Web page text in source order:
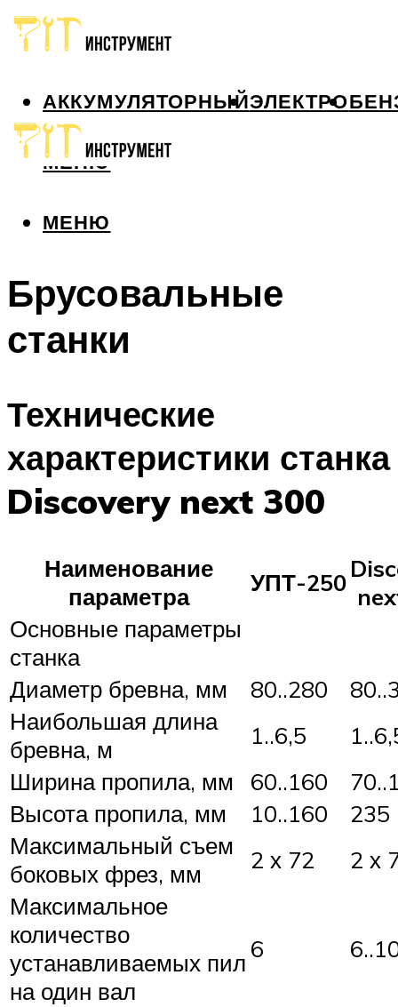
АККУМУЛЯТОРНЫЙЭЛЕКТРО
МЕНЮ
МЕНЮ
Брусовальные
станки
Технические
характеристики станка
Discovery next 300
Наименование
параметра
УПТ-250
Основные параметры
станка
Диаметр бревна, мм
80..280
Наибольшая длина
бревна, м
1..6,5
Ширина пропила, мм
60..160
Высота пропила, мм
10..160
235
Максимальный съем
боковых фрез, мм
2 х 72
2 х
Максимальное
количество
устанавливаемых пил
на один вал
6